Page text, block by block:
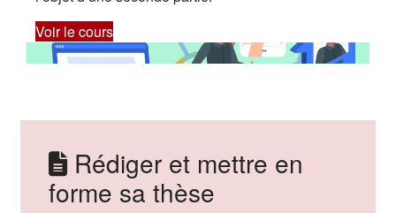
Voir le cours
Rédiger et mettre en
forme sa thèse